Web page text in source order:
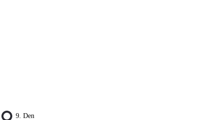
9. Den